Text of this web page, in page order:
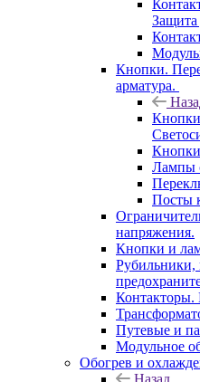
Защита
Кнопки.
арматура.
Лампы
Посты
напряжения.
Кнопки и
Рубильники,
Контакторы.
Путевые и
Модульное
Обогрев и
Назад